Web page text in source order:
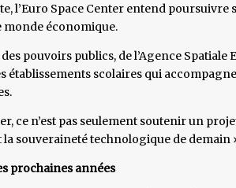
l’Euro Space Center entend poursuivre
monde économique.
pouvoirs publics, de l’Agence Spatiale
établissements scolaires qui
ce n’est pas seulement soutenir un
souveraineté technologique de demain
prochaines années